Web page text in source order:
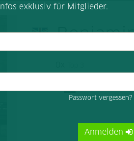
exklusiv für Mitglieder.
Passwort vergessen?
Anmelden